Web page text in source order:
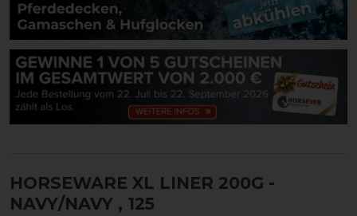
HORSEWARE XL LINER 200G -
NAVY/NAVY , 125